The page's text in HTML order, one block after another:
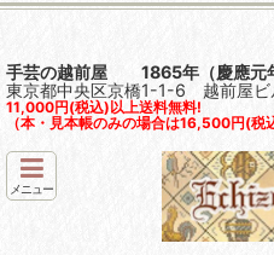
手芸の越前屋 1865年（慶應元
東京都中央区京橋1-1-6 越前屋ビ
11,000円(税込)以上送料無料!
（本・見本帳のみの場合は16,500円(税
メニュー